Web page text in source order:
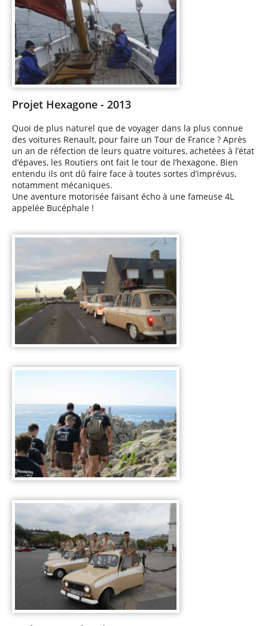
Projet Hexagone - 2013
Quoi de plus naturel que de voyager dans la plus connue
des voitures Renault, pour faire un Tour de France ? Après
un an de réfection de leurs quatre voitures, achetées à l’état
d’épaves, les Routiers ont fait le tour de l’hexagone. Bien
entendu ils ont dû faire face à toutes sortes d’imprévus,
notamment mécaniques.
Une aventure motorisée faisant écho à une fameuse 4L
appelée Bucéphale !